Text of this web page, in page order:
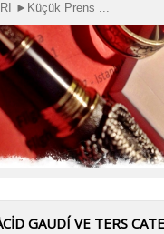
►Küçük Prens ...
GAUDÍ VE TERS